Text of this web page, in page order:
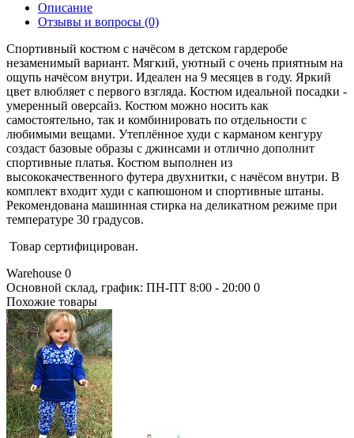
Описание
Отзывы и вопросы (0)
Спортивный костюм с начёсом в детском гардеробе
незаменимый вариант. Мягкий, уютный с очень приятным на
ощупь начёсом внутри. Идеален на 9 месяцев в году. Яркий
цвет влюбляет с первого взгляда. Костюм идеальной посадки -
умеренный оверсайз. Костюм можно носить как
самостоятельно, так и комбинировать по отдельности с
любимыми вещами. Утеплённое худи с карманом кенгуру
создаст базовые образы с джинсами и отлично дополнит
спортивные платья. Костюм выполнен из
высококачественного футера двухнитки, с начёсом внутри. В
комплект входит худи с капюшоном и спортивные штаны.
Рекомендована машинная стирка на деликатном режиме при
температуре 30 градусов.
Товар сертифицирован.
Warehouse 0
Основной склад, график: ПН-ПТ 8:00 - 20:00 0
Похожие товары